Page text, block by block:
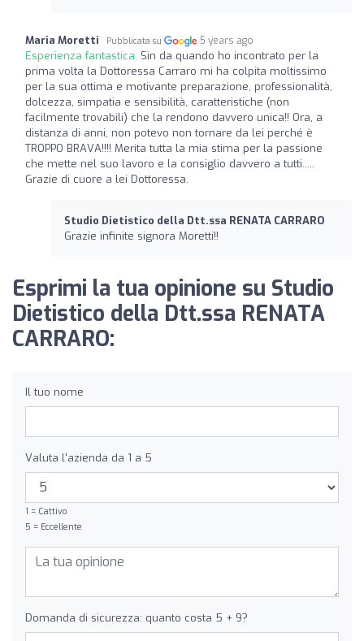
Maria Moretti Pubblicata su 5 years ago
Esperienza fantastica: Sin da quando ho incontrato per la
prima volta la Dottoressa Carraro mi ha colpita moltissimo
per la sua ottima e motivante preparazione, professionalità,
dolcezza, simpatia e sensibilità, caratteristiche (non
facilmente trovabili) che la rendono davvero unica!! Ora, a
distanza di anni, non potevo non tornare da lei perché è
TROPPO BRAVA!!!! Merita tutta la mia stima per la passione
che mette nel suo lavoro e la consiglio davvero a tutti.....
Grazie di cuore a lei Dottoressa.
Studio Dietistico della Dtt.ssa RENATA CARRARO
Grazie infinite signora Moretti!!
Esprimi la tua opinione su Studio
Dietistico della Dtt.ssa RENATA
CARRARO:
Il tuo nome
Valuta l'azienda da 1 a 5
1 = Cattivo
5 = Eccellente
Domanda di sicurezza: quanto costa 5 + 9?